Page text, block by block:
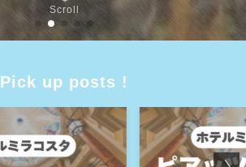
Scroll
Pick up posts !